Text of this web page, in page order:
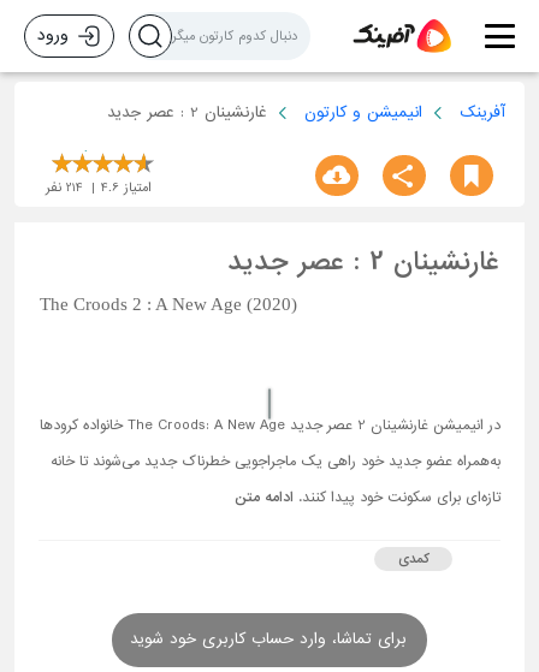
ورود
آفرینک انیمیشن و کارتون غارنشینان 2 : عصر جدید
امتیاز 4.6
214 نفر
غارنشینان 2 : عصر جدید
The Croods 2 : A New Age (2020)
در انیمیشن غارنشینان 2 عصر جدید The Croods: A New Age خانواده کرودها
به‌همراه عضو جدید خود راهی یک ماجراجویی خطرناک جدید می‌شوند تا خانه
تازه‌ای برای سکونت خود پیدا کنند. ادامه متن
کمدی
برای تماشا، وارد حساب کاربری خود شوید